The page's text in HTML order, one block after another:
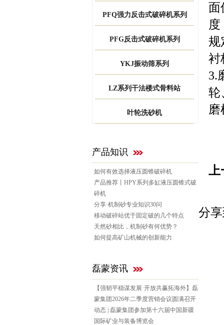
PFQ强力反击式破碎机系列
PFG反击式破碎机系列
YKJ振动筛系列
LZ系列干法楼式骨料站
叶轮洗砂机
产品知识
如何有效选择液压圆锥破碎机
产品推荐丨HPY系列多缸液压圆锥式破
碎机
分享·机制砂专业知识30问
移动破碎站优于固定破的几个特点
天然砂相比，机制砂有何优势？
如何提高矿山机械的创新能力
磊蒙资讯
【强韧平稳谋发展·开放共赢拓海外】磊
蒙集团2026年二季度营销会议圆满召开
动态 | 磊蒙集团参加第十六届中国新疆
国际矿业与装备博览会
面
规
衬
3.
轮
磨
上
分